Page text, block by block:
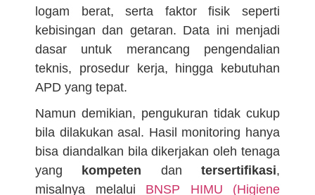
logam berat, serta faktor fisik seperti
kebisingan dan getaran. Data ini menjadi
dasar untuk merancang pengendalian
teknis, prosedur kerja, hingga kebutuhan
APD yang tepat.
Namun demikian, pengukuran tidak cukup
bila dilakukan asal. Hasil monitoring hanya
bisa diandalkan bila dikerjakan oleh tenaga
yang kompeten dan tersertifikasi,
misalnya melalui BNSP HIMU (Higiene